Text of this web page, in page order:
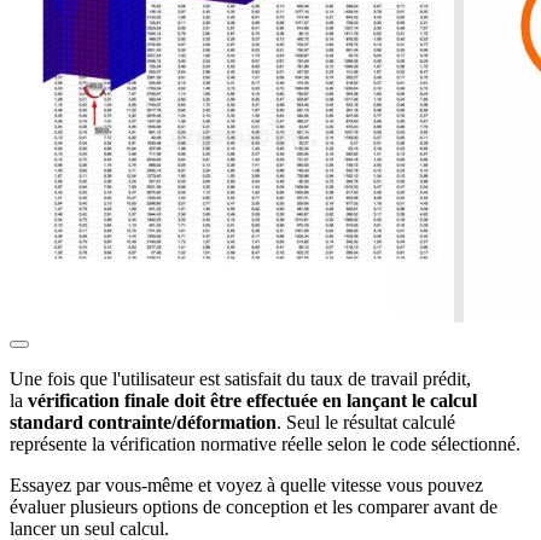
Une fois que l'utilisateur est satisfait du taux de travail prédit,
la vérification finale doit être effectuée en lançant le calcul
standard contrainte/déformation. Seul le résultat calculé
représente la vérification normative réelle selon le code sélectionné.
Essayez par vous-même et voyez à quelle vitesse vous pouvez
évaluer plusieurs options de conception et les comparer avant de
lancer un seul calcul.